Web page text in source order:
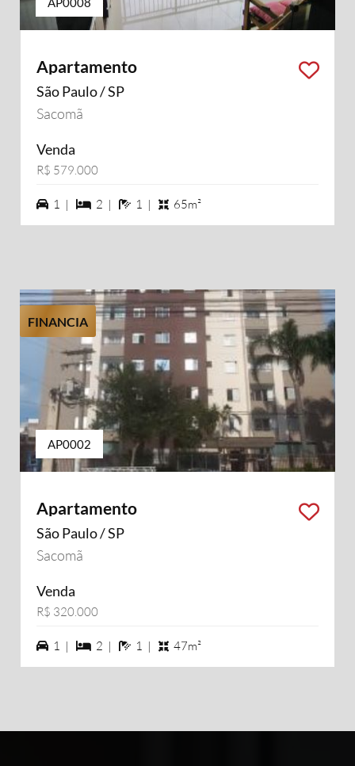
Apartamento
São Paulo / SP
Sacomã
Venda
R$ 579.000
1 vagas na garagem
1 | 2 dormiórios
2 | 1 banheiros
1 | 65m²
FINANCIA
AP0002
Apartamento
São Paulo / SP
Sacomã
Venda
R$ 320.000
1 vagas na garagem
1 | 2 dormiórios
2 | 1 banheiros
1 | 47m²